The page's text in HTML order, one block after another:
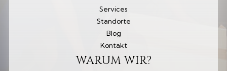
Services
Standorte
Blog
Kontakt
WARUM WIR?